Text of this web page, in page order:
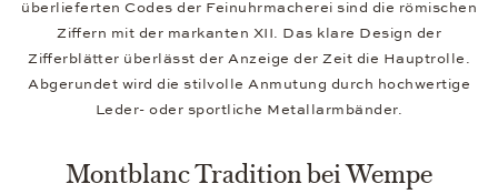
überlieferten Codes der Feinuhrmacherei sind die römischen
Ziffern mit der markanten XII. Das klare Design der
Zifferblätter überlässt der Anzeige der Zeit die Hauptrolle.
Abgerundet wird die stilvolle Anmutung durch hochwertige
Leder- oder sportliche Metallarmbänder.
Montblanc Tradition bei Wempe